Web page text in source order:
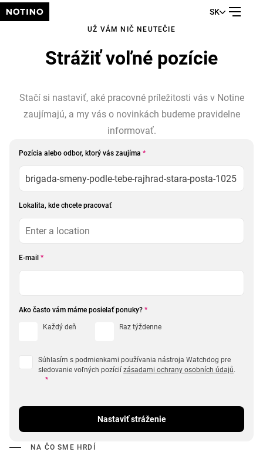
SK
UŽ VÁM NIČ NEUTEČIE
Strážiť voľné pozície
Stačí si nastaviť, aké pracovné príležitosti vás v Notine
zaujímajú, a my vás o novinkách budeme pravidelne
informovať.
Pozícia alebo odbor, ktorý vás zaujíma *
Lokalita, kde chcete pracovať
E-mail *
Ako často vám máme posielať ponuky? *
Každý deň Raz týždenne
Súhlasím s podmienkami používania nástroja Watchdog pre
sledovanie voľných pozícií zásadami ochrany osobních údajů.
*
Nastaviť stráženie
NA ČO SME HRDÍ